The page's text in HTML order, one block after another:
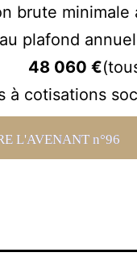
brute
plafond
48 060 €
à cotisations
L'AVENANT n°96